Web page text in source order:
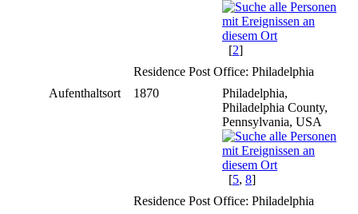
[2]
Residence Post Office: Philadelphia
Aufenthaltsort
1870
Philadelphia,
Philadelphia County,
Pennsylvania, USA
[5, 8]
Residence Post Office: Philadelphia